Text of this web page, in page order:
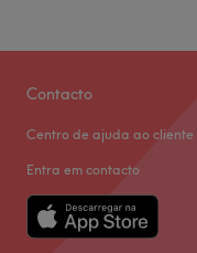
Contacto
Centro de ajuda ao cliente
Entra em contacto